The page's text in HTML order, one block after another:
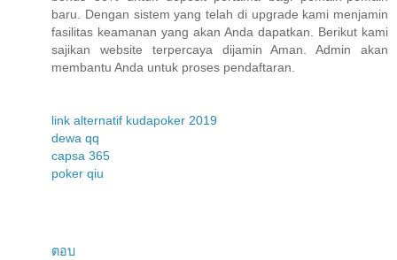
baru. Dengan sistem yang telah di upgrade kami menjamin
fasilitas keamanan yang akan Anda dapatkan. Berikut kami
sajikan website terpercaya dijamin Aman. Admin akan
membantu Anda untuk proses pendaftaran.
link alternatif kudapoker 2019
dewa qq
capsa 365
poker qiu
ตอบ